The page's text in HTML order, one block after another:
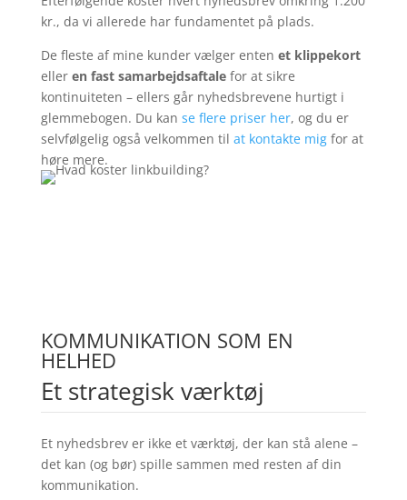
kr., da vi allerede har fundamentet på plads.
De fleste af mine kunder vælger enten et klippekort
eller en fast samarbejdsaftalefor at sikre
kontinuiteten – ellers går nyhedsbrevene hurtigt i
glemmebogen. Du kan se flere priser her, og du er
selvfølgelig også velkommen til at kontakte migfor at
høre mere.
KOMMUNIKATION SOM EN
HELHED
Et strategisk værktøj
Et nyhedsbrev er ikke et værktøj, der kan stå alene –
det kan (og bør) spille sammen med resten af din
kommunikation.